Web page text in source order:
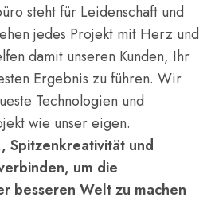
steht für Leidenschaft und
jedes Projekt mit Herz und
damit unseren Kunden, Ihr
Ergebnis zu führen. Wir
Technologien und
wie unser eigen.
Spitzenkreativität und
um die
besseren Welt zu machen